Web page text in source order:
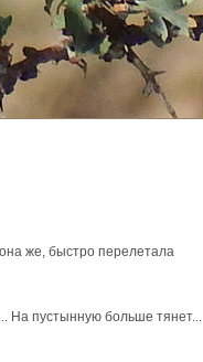
же, быстро перелетала
На пустынную больше тянет...